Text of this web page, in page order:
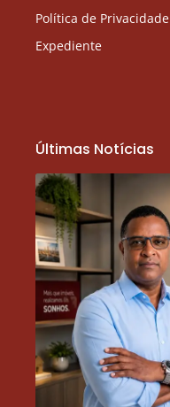
Política de Privacidade
Expediente
Últimas Notícias